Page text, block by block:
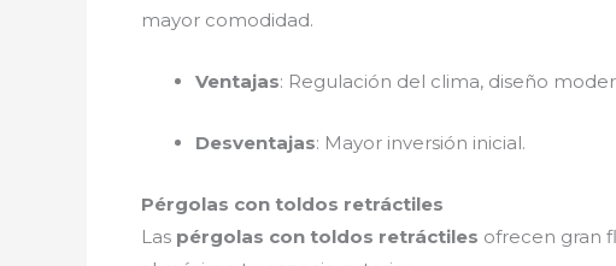
mayor comodidad.
Ventajas: Regulación del clima, diseño
Desventajas: Mayor inversión inicial.
Pérgolas con toldos retráctiles
Las pérgolas con toldos retráctiles ofrecen gran